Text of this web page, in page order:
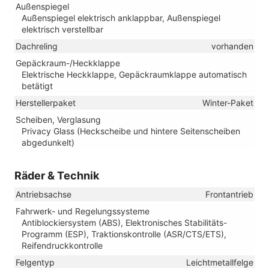
Außenspiegel
Außenspiegel elektrisch anklappbar, Außenspiegel
elektrisch verstellbar
Dachreling
vorhanden
Gepäckraum-/Heckklappe
Elektrische Heckklappe, Gepäckraumklappe automatisch
betätigt
Herstellerpaket
Winter-Paket
Scheiben, Verglasung
Privacy Glass (Heckscheibe und hintere Seitenscheiben
abgedunkelt)
Räder & Technik
Antriebsachse
Frontantrieb
Fahrwerk- und Regelungssysteme
Antiblockiersystem (ABS), Elektronisches Stabilitäts-
Programm (ESP), Traktionskontrolle (ASR/CTS/ETS),
Reifendruckkontrolle
Felgentyp
Leichtmetallfelge